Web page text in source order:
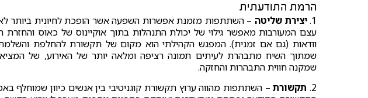
הרמת התודעתית
1. יצירת שליטה – השתתפות מזמנת אפשרות השפעה אשר הופכת לחיונית ביותר
עצם המעורבות מאפשר גילוי של יכולת התנהלות בתוך אוקיינוס של כאוס והחזרת
וודאות (גם אם זמנית). המפגש הקהילתי הוא מקום של תקשורת להחלפת
שמתוך השיח מתבהרת לעיתים תמונה רציפה ומלאה יותר של האירוע, של
שמקנה חווית התבהרות והחזקה.
2. תקשורת– השתתפות מהווה ערוץ תקשורת קוגניטיבי בין אנשים כיוון שמוחלף